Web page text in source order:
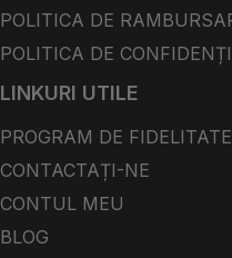
POLITICA DE
POLITICA DE
LINKURI UTILE
PROGRAM DE FIDELITATE
CONTACTAȚI-NE
CONTUL MEU
BLOG